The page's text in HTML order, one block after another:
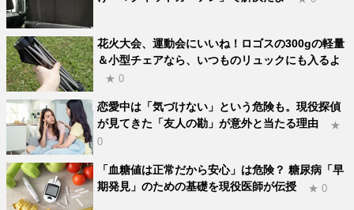
花火大会、運動会にいいね！ロゴスの300gの軽量
＆小型チェアなら、いつものリュックにも入るよ
★ 0
恋愛中は「気づけない」という危険も。現役探偵
が見てきた「友人の勘」が意外と当たる理由
★
0
「血糖値は正常だから安心」は危険？ 糖尿病「早
期発見」のための基礎を現役医師が伝授
★ 0